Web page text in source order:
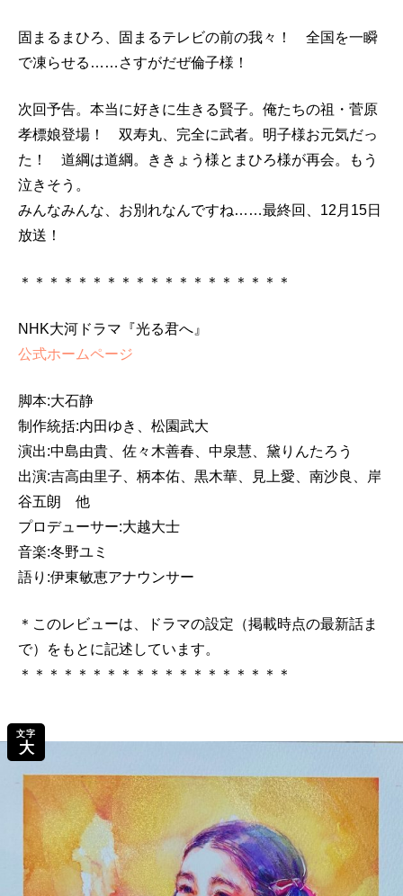
文字
大
固まるまひろ、固まるテレビの前の我々！ 全国を一瞬
で凍らせる……さすがだぜ倫子様！
次回予告。本当に好きに生きる賢子。俺たちの祖・菅原
孝標娘登場！ 双寿丸、完全に武者。明子様お元気だっ
た！ 道綱は道綱。ききょう様とまひろ様が再会。もう
泣きそう。
みんなみんな、お別れなんですね……最終回、12月15日
放送！
＊＊＊＊＊＊＊＊＊＊＊＊＊＊＊＊＊＊＊
NHK大河ドラマ『光る君へ』
公式ホームページ
脚本:大石静
制作統括:内田ゆき、松園武大
演出:中島由貴、佐々木善春、中泉慧、黛りんたろう
出演:吉高由里子、柄本佑、黒木華、見上愛、南沙良、岸
谷五朗 他
プロデューサー:大越大士
音楽:冬野ユミ
語り:伊東敏恵アナウンサー
＊このレビューは、ドラマの設定（掲載時点の最新話ま
で）をもとに記述しています。
＊＊＊＊＊＊＊＊＊＊＊＊＊＊＊＊＊＊＊